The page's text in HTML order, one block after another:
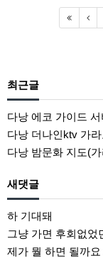
최근글
다낭 에코 가이드 서비스
다낭 더나인ktv 가라
다낭 밤문화 지도(가라오케,마
새댓글
하 기대돼
그냥 가면 후회없었
제가 뭘 하면 될까